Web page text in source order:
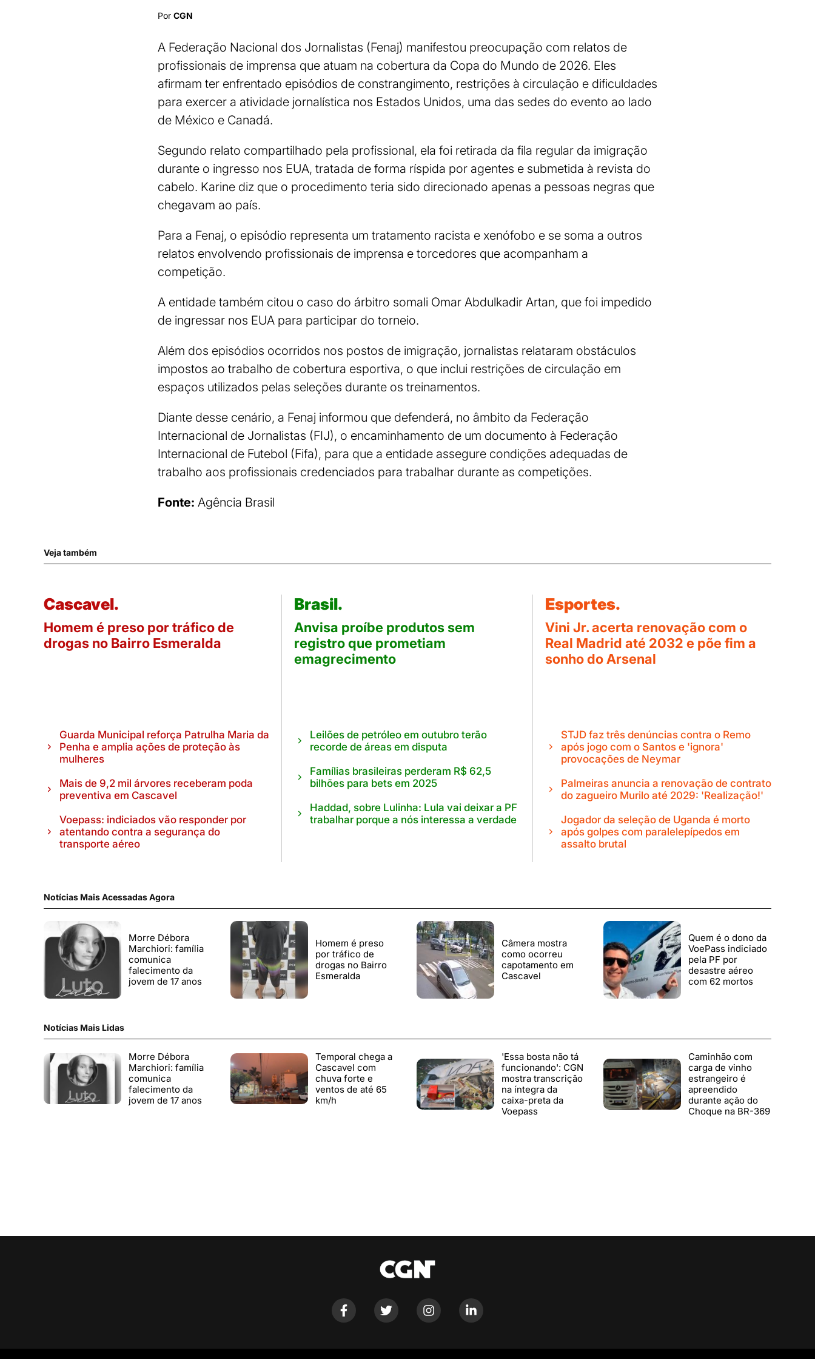
Por CGN
A Federação Nacional dos Jornalistas (Fenaj) manifestou preocupação com relatos de
profissionais de imprensa que atuam na cobertura da Copa do Mundo de 2026. Eles
afirmam ter enfrentado episódios de constrangimento, restrições à circulação e dificuldades
para exercer a atividade jornalística nos Estados Unidos, uma das sedes do evento ao lado
de México e Canadá.
Segundo relato compartilhado pela profissional, ela foi retirada da fila regular da imigração
durante o ingresso nos EUA, tratada de forma ríspida por agentes e submetida à revista do
cabelo. Karine diz que o procedimento teria sido direcionado apenas a pessoas negras que
chegavam ao país.
Para a Fenaj, o episódio representa um tratamento racista e xenófobo e se soma a outros
relatos envolvendo profissionais de imprensa e torcedores que acompanham a
competição.
A entidade também citou o caso do árbitro somali Omar Abdulkadir Artan, que foi impedido
de ingressar nos EUA para participar do torneio.
Além dos episódios ocorridos nos postos de imigração, jornalistas relataram obstáculos
impostos ao trabalho de cobertura esportiva, o que inclui restrições de circulação em
espaços utilizados pelas seleções durante os treinamentos.
Diante desse cenário, a Fenaj informou que defenderá, no âmbito da Federação
Internacional de Jornalistas (FIJ), o encaminhamento de um documento à Federação
Internacional de Futebol (Fifa), para que a entidade assegure condições adequadas de
trabalho aos profissionais credenciados para trabalhar durante as competições.
Fonte: Agência Brasil
Veja também
Cascavel.
Homem é preso por tráfico de
drogas no Bairro Esmeralda
Guarda Municipal reforça Patrulha Maria da
Penha e amplia ações de proteção às
mulheres
Mais de 9,2 mil árvores receberam poda
preventiva em Cascavel
Voepass: indiciados vão responder por
atentando contra a segurança do
transporte aéreo
Brasil.
Anvisa proíbe produtos sem
registro que prometiam
emagrecimento
Leilões de petróleo em outubro terão
recorde de áreas em disputa
Famílias brasileiras perderam R$ 62,5
bilhões para bets em 2025
Haddad, sobre Lulinha: Lula vai deixar a PF
trabalhar porque a nós interessa a verdade
Esportes.
Vini Jr. acerta renovação com o
Real Madrid até 2032 e põe fim a
sonho do Arsenal
STJD faz três denúncias contra o Remo
após jogo com o Santos e 'ignora'
provocações de Neymar
Palmeiras anuncia a renovação de contrato
do zagueiro Murilo até 2029: 'Realização!'
Jogador da seleção de Uganda é morto
após golpes com paralelepípedos em
assalto brutal
Notícias Mais Acessadas Agora
Morre Débora
Marchiori: família
comunica
falecimento da
jovem de 17 anos
Homem é preso
por tráfico de
drogas no Bairro
Esmeralda
Câmera mostra
como ocorreu
capotamento em
Cascavel
Quem é o dono da
VoePass indiciado
pela PF por
desastre aéreo
com 62 mortos
Notícias Mais Lidas
Morre Débora
Marchiori: família
comunica
falecimento da
jovem de 17 anos
Temporal chega a
Cascavel com
chuva forte e
ventos de até 65
km/h
'Essa bosta não tá
funcionando': CGN
mostra transcrição
na íntegra da
caixa-preta da
Voepass
Caminhão com
carga de vinho
estrangeiro é
apreendido
durante ação do
Choque na BR-369